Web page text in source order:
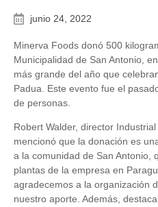
junio 24, 2022
Minerva Foods donó 500
Municipalidad de San Antonio,
más grande del año que
Padua. Este evento fue el
de personas.
Robert Walder, director
mencionó que la donación es
a la comunidad de San Antonio,
plantas de la empresa en
agradecemos a la organización
nuestro aporte. Además,